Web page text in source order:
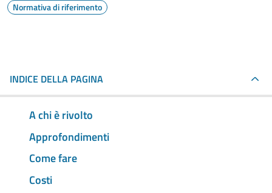
Normativa di riferimento
INDICE DELLA PAGINA
A chi è rivolto
Approfondimenti
Come fare
Costi